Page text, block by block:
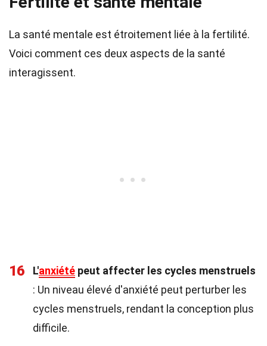
La santé mentale est étroitement liée à la fertilité.
Voici comment ces deux aspects de la santé
interagissent.
16 L'anxiété peut affecter les cycles menstruels
: Un niveau élevé d'anxiété peut perturber les
cycles menstruels, rendant la conception plus
difficile.